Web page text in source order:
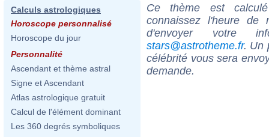
Calculs astrologiques
Horoscope personnalisé
Horoscope du jour
Personnalité
Ascendant et thème astral
Signe et Ascendant
Atlas astrologique gratuit
Calcul de l'élément dominant
Les 360 degrés symboliques
Ce thème est
connaissez l'heure de
d'envoyer votre
stars@astrotheme.fr. Un
célébrité vous sera
demande.